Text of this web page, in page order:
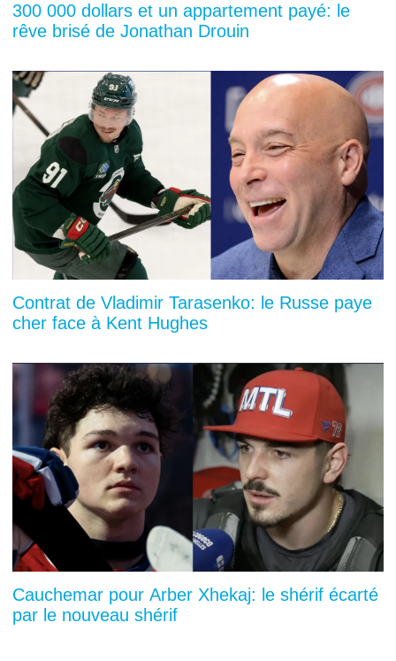
300 000 dollars et un appartement payé: le
rêve brisé de Jonathan Drouin
Contrat de Vladimir Tarasenko: le Russe paye
cher face à Kent Hughes
Cauchemar pour Arber Xhekaj: le shérif écarté
par le nouveau shérif